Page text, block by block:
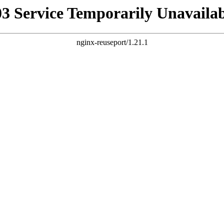
Service Temporarily
nginx-reuseport/1.21.1